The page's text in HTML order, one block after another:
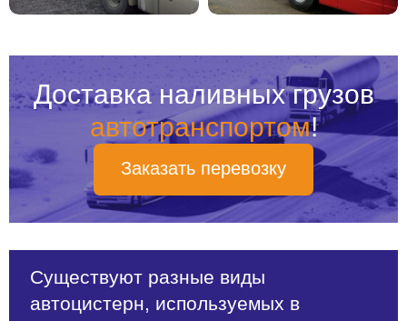
Доставка наливных грузов
автотранспортом!
Заказать перевозку
Существуют разные виды
автоцистерн, используемых в